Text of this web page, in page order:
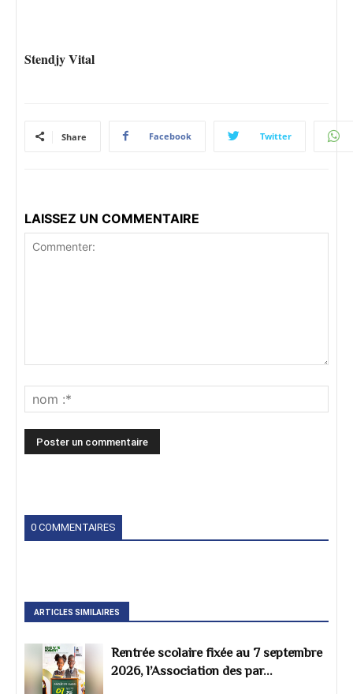
Stendjy Vital
Share Facebook Twitter
LAISSEZ UN COMMENTAIRE
0 COMMENTAIRES
ARTICLES SIMILAIRES
Rentrée scolaire fixée au 7 septembre
2026, l’Association des par...